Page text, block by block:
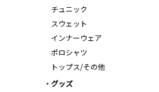
チュニック
スウェット
インナーウェア
ポロシャツ
トップス/その他
グッズ